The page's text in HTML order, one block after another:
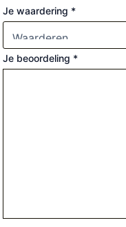
Je waardering *
Je beoordeling *